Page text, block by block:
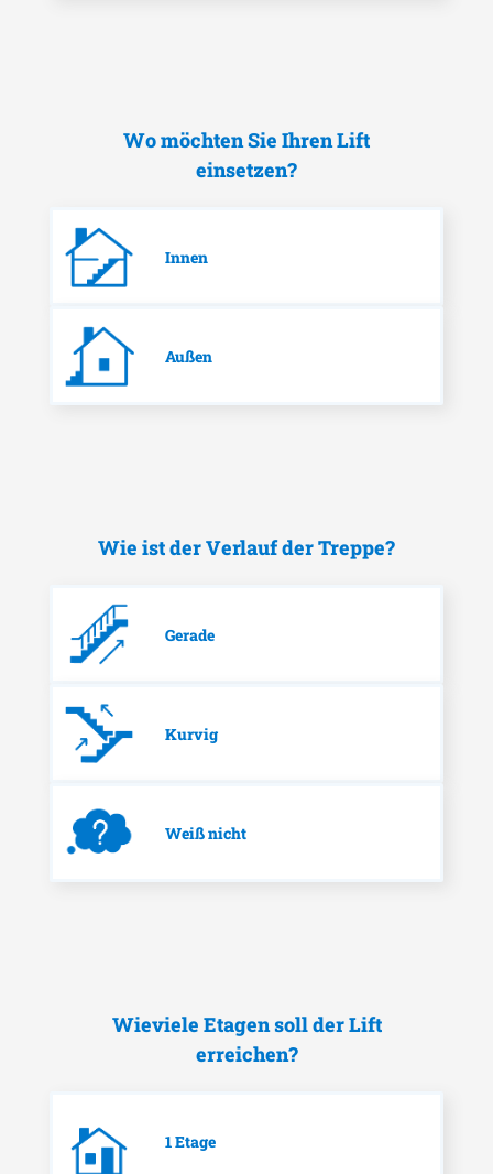
Wo möchten Sie Ihren Lift
einsetzen?
Innen
Außen
Wie ist der Verlauf der Treppe?
Gerade
Kurvig
Weiß nicht
Wieviele Etagen soll der Lift
erreichen?
1 Etage